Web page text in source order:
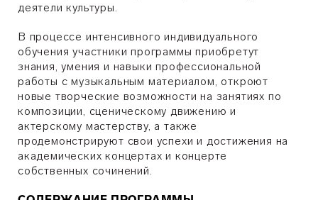
деятели культуры.
В процессе интенсивного индивидуального
обучения участники программы приобретут
знания, умения и навыки профессиональной
работы с музыкальным материалом, откроют
новые творческие возможности на занятиях по
композиции, сценическому движению и
актерскому мастерству, а также
продемонстрируют свои успехи и достижения на
академических концертах и концерте
собственных сочинений.